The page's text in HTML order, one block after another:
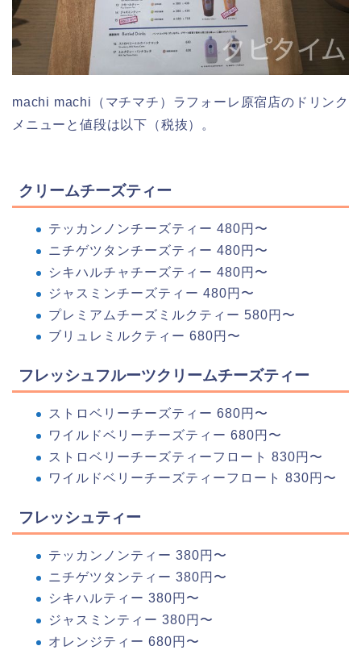
machi machi（マチマチ）ラフォーレ原宿店のドリンク
メニューと値段は以下（税抜）。
クリームチーズティー
テッカンノンチーズティー 480円〜
ニチゲツタンチーズティー 480円〜
シキハルチャチーズティー 480円〜
ジャスミンチーズティー 480円〜
プレミアムチーズミルクティー 580円〜
ブリュレミルクティー 680円〜
フレッシュフルーツクリームチーズティー
ストロベリーチーズティー 680円〜
ワイルドベリーチーズティー 680円〜
ストロベリーチーズティーフロート 830円〜
ワイルドベリーチーズティーフロート 830円〜
フレッシュティー
テッカンノンティー 380円〜
ニチゲツタンティー 380円〜
シキハルティー 380円〜
ジャスミンティー 380円〜
オレンジティー 680円〜